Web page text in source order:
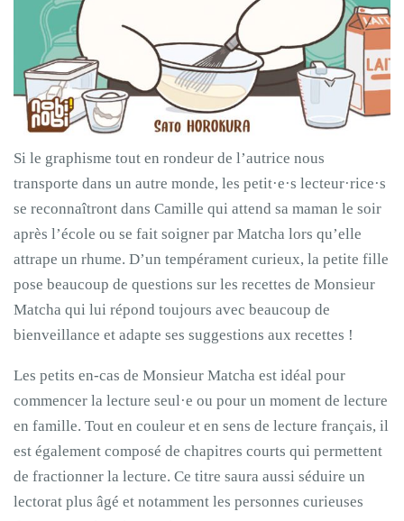
Si le graphisme tout en rondeur de l’autrice nous
transporte dans un autre monde, les petit·e·s lecteur·rice·s
se reconnaîtront dans Camille qui attend sa maman le soir
après l’école ou se fait soigner par Matcha lors qu’elle
attrape un rhume. D’un tempérament curieux, la petite fille
pose beaucoup de questions sur les recettes de Monsieur
Matcha qui lui répond toujours avec beaucoup de
bienveillance et adapte ses suggestions aux recettes !
Les petits en-cas de Monsieur Matcha est idéal pour
commencer la lecture seul·e ou pour un moment de lecture
en famille. Tout en couleur et en sens de lecture français, il
est également composé de chapitres courts qui permettent
de fractionner la lecture. Ce titre saura aussi séduire un
lectorat plus âgé et notamment les personnes curieuses